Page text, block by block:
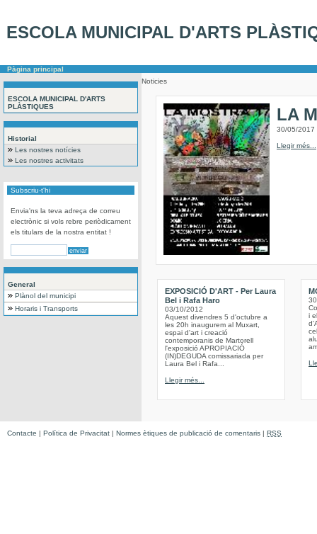
ESCOLA MUNICIPAL D'ARTS
Pàgina principal
ESCOLA MUNICIPAL D'ARTS
PLÀSTIQUES
Historial
Les nostres notícies
Les nostres activitats
Subscriu-t'hi
Envia'ns la teva adreça de correu
electrònic si vols rebre periòdicament
els titulars de la nostra entitat !
General
Plànol del municipi
Horaris i Transports
Noticies
LA
30/05/2017
Llegir més...
EXPOSICIÓ D'ART - Per Laura
Bel i Rafa Haro
03/10/2012
Aquest divendres 5 d'octubre a
les 20h inaugurem al Muxart,
espai d'art i creació
contemporanis de Martorell
l'exposició APROPIACIÓ
(IN)DEGUDA comissariada per
Laura Bel i Rafa...
Llegir més...
i
Contacte | Política de Privacitat | Normes ètiques de publicació de comentaris | RSS